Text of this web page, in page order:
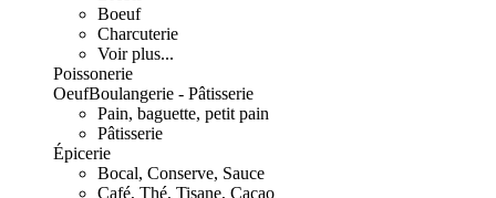
Boeuf
Charcuterie
Voir plus...
Poissonerie
OeufBoulangerie - Pâtisserie
Pain, baguette, petit pain
Pâtisserie
Épicerie
Bocal, Conserve, Sauce
Café, Thé, Tisane, Cacao